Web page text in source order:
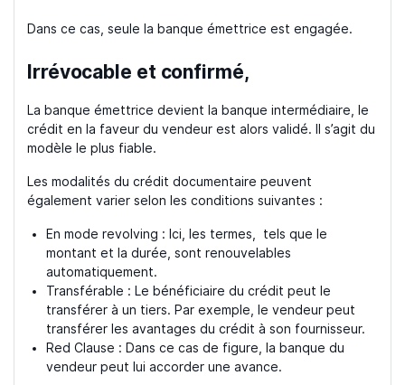
Dans ce cas, seule la banque émettrice est engagée.
Irrévocable et confirmé,
La banque émettrice devient la banque intermédiaire, le
crédit en la faveur du vendeur est alors validé. Il s’agit du
modèle le plus fiable.
Les modalités du crédit documentaire peuvent
également varier selon les conditions suivantes :
En mode revolving : Ici, les termes, tels que le
montant et la durée, sont renouvelables
automatiquement.
Transférable : Le bénéficiaire du crédit peut le
transférer à un tiers. Par exemple, le vendeur peut
transférer les avantages du crédit à son fournisseur.
Red Clause : Dans ce cas de figure, la banque du
vendeur peut lui accorder une avance.